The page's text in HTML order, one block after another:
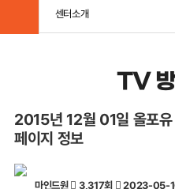
센터소개
TV
2015년 12월 01일 올포유
페이지 정보
마인드원 3,317회 2023-05-